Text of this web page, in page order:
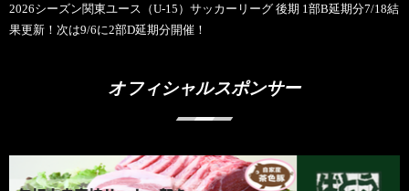
2026シーズン関東ユース（U-15）サッカーリーグ 後期 1部B延期分7/18結
果更新！次は9/6に2部D延期分開催！
オフィシャルスポンサー